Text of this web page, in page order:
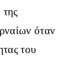
όταν
του